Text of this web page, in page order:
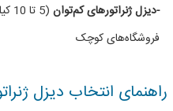
-دیزل ژنراتورهای کم‌توان
(5
فروشگاه‌های کوچک
راهنمای انتخاب دیزل